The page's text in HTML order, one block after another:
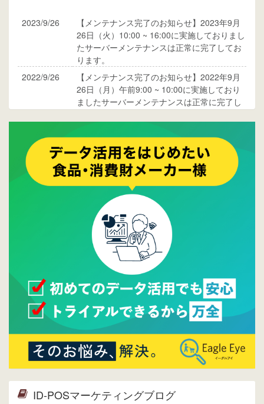
2023/9/26
【メンテナンス完了のお知らせ】2023年9月
26日（火）10:00 ~ 16:00に実施しておりまし
たサーバーメンテナンスは正常に完了してお
ります。
2022/9/26
【メンテナンス完了のお知らせ】2022年9月
26日（月）午前9:00 ~ 10:00に実施しており
ましたサーバーメンテナンスは正常に完了し
ご覧ください。
2015/10/19
ウレコンのサイト機能を大幅バージョンアッ
プ。詳細はこちら。⇒告知ページへ
2015/09/28
ウレコンが機能拡充し、サイトリニューアル
しました。⇒
ウレコンFacebook
Facebookページを開設しました。詳細は
ら。
ウレコンサイトリリースしました。
ID-POSマーケティングブログ